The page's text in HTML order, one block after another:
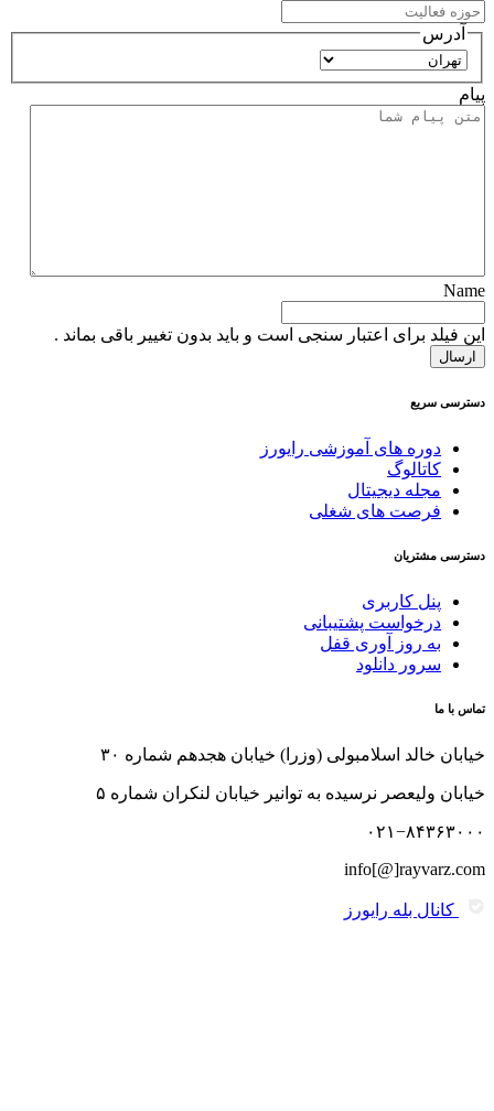
آدرس
استان
پیام
Name
این فیلد برای اعتبار سنجی است و باید بدون تغییر باقی بماند .
دسترسی سریع
دوره های آموزشی رایورز
کاتالوگ
مجله دیجیتال
فرصت های شغلی
دسترسی مشتریان
پنل کاربری
درخواست پشتیبانی
به روز آوری قفل
سرور دانلود
تماس با ما
خیابان خالد اسلامبولی (وزرا) خیابان هجدهم شماره ۳۰
خیابان ولیعصر نرسیده به توانیر خیابان لنکران شماره ۵
۰۲۱−۸۴۳۶۳۰۰۰
info[@]rayvarz.com
کانال بله رایورز